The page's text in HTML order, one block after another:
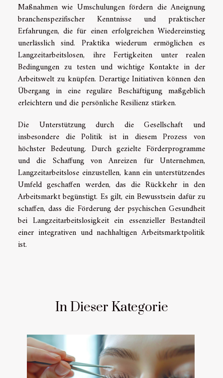
Maßnahmen wie Umschulungen fördern die Aneignung
branchenspezifischer Kenntnisse und praktischer
Erfahrungen, die für einen erfolgreichen Wiedereinstieg
unerlässlich sind. Praktika wiederum ermöglichen es
Langzeitarbeitslosen, ihre Fertigkeiten unter realen
Bedingungen zu testen und wichtige Kontakte in der
Arbeitswelt zu knüpfen. Derartige Initiativen können den
Übergang in eine reguläre Beschäftigung maßgeblich
erleichtern und die persönliche Resilienz stärken.
Die Unterstützung durch die Gesellschaft und
insbesondere die Politik ist in diesem Prozess von
höchster Bedeutung. Durch gezielte Förderprogramme
und die Schaffung von Anreizen für Unternehmen,
Langzeitarbeitslose einzustellen, kann ein unterstützendes
Umfeld geschaffen werden, das die Rückkehr in den
Arbeitsmarkt begünstigt. Es gilt, ein Bewusstsein dafür zu
schaffen, dass die Förderung der psychischen Gesundheit
bei Langzeitarbeitslosigkeit ein essenzieller Bestandteil
einer integrativen und nachhaltigen Arbeitsmarktpolitik
ist.
In Dieser Kategorie